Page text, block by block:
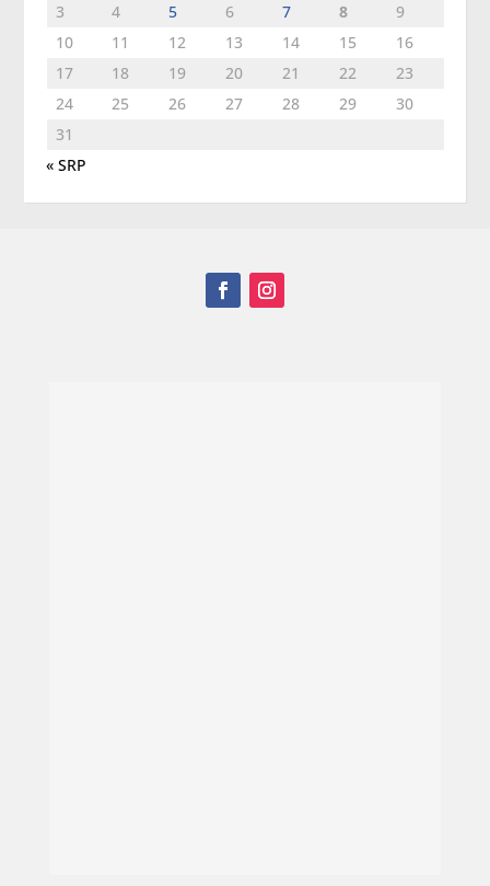
3
4 5 6 7 8
9
10
11 12 13 14 15
16
17
18 19 20 21 22
23
24
25 26 27 28 29
30
31
« SRP